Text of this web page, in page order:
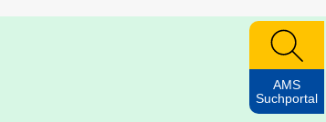
AMS
Suchportal